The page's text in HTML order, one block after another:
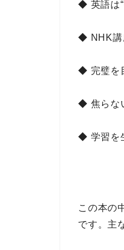
◆ 英語は“
◆ NHK講
◆ 完璧を
◆ 焦らな
◆ 学習を
この本の
です。 主